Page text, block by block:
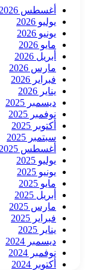
أغسطس 2026
يوليو 2026
يونيو 2026
مايو 2026
أبريل 2026
مارس 2026
فبراير 2026
يناير 2026
ديسمبر 2025
نوفمبر 2025
أكتوبر 2025
سبتمبر 2025
أغسطس 2025
يوليو 2025
يونيو 2025
مايو 2025
أبريل 2025
مارس 2025
فبراير 2025
يناير 2025
ديسمبر 2024
نوفمبر 2024
أكتوبر 2024